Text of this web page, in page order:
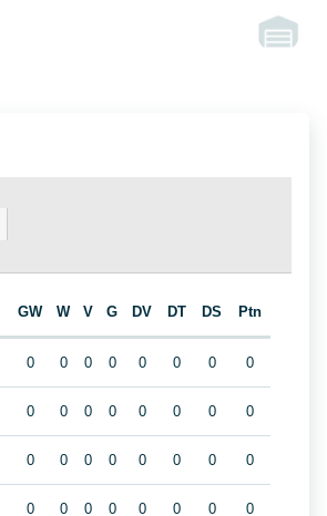
GW W V G DV DT DS Ptn
0 0 0 0 0 0 0 0
0 0 0 0 0 0 0 0
0 0 0 0 0 0 0 0
0 0 0 0 0 0 0 0